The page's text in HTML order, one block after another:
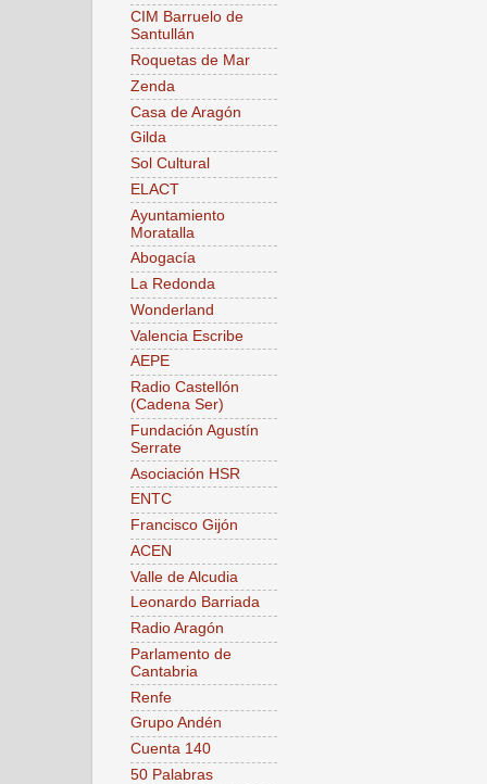
CIM Barruelo de
Santullán
Roquetas de Mar
Zenda
Casa de Aragón
Gilda
Sol Cultural
ELACT
Ayuntamiento
Moratalla
Abogacía
La Redonda
Wonderland
Valencia Escribe
AEPE
Radio Castellón
(Cadena Ser)
Fundación Agustín
Serrate
Asociación HSR
ENTC
Francisco Gijón
ACEN
Valle de Alcudia
Leonardo Barriada
Radio Aragón
Parlamento de
Cantabria
Renfe
Grupo Andén
Cuenta 140
50 Palabras